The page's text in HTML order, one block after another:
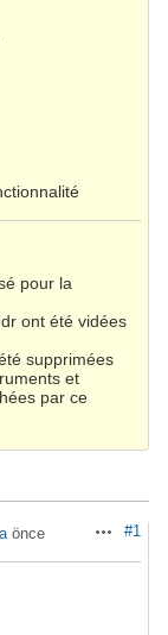
pour la
ont été vidées
supprimées
et
par ce
Aksiyonlar
#1
önce